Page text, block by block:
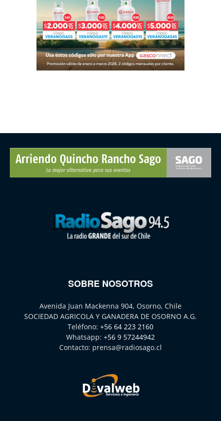
SOBRE NOSOTROS
Avenida Juan Mackenna 904, Osorno, Chile
SOCIEDAD AGRICOLA Y GANADERA DE OSORNO A.G.
Teléfono: +56 64 223 2160
Whatsapp: +56 9 57244942
Contacto: prensa@radiosago.cl